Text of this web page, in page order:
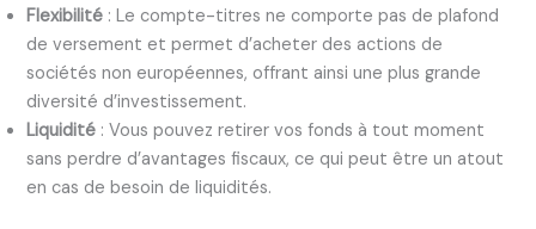
Flexibilité : Le compte-titres ne comporte pas de plafond
de versement et permet d’acheter des actions de
sociétés non européennes, offrant ainsi une plus grande
diversité d’investissement.
Liquidité : Vous pouvez retirer vos fonds à tout moment
sans perdre d’avantages fiscaux, ce qui peut être un atout
en cas de besoin de liquidités.